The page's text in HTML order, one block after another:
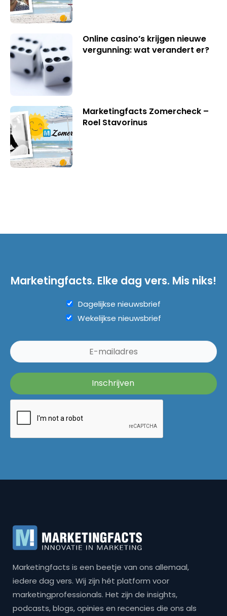
Online casino’s krijgen nieuwe
vergunning: wat verandert er?
Marketingfacts Zomercheck –
Roel Stavorinus
Marketingfacts. Elke dag vers. Mis niks!
Dagelijkse nieuwsbrief
Wekelijkse nieuwsbrief
Marketingfacts is een beetje van ons allemaal,
iedere dag vers. Wij zijn hét platform voor
marketingprofessionals. Het zijn de insights,
podcasts, blogs, opinies en recencies die ons als